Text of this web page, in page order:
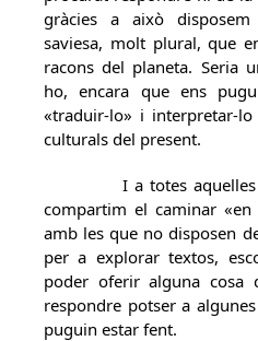
gràcies a això
saviesa, molt plural, que
racons del planeta. Seria
ho, encara que ens
«traduir-lo» i interpretar-
culturals del present.
I a totes aquelles
compartim el caminar «en
amb les que no disposen
per a explorar textos,
poder oferir alguna cosa
respondre potser a
puguin estar fent.